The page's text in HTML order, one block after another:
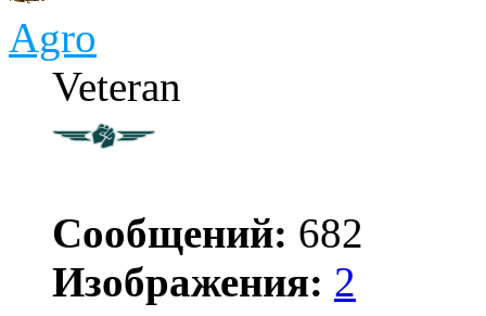
Agro
Veteran
Сообщений: 682
Изображения: 2